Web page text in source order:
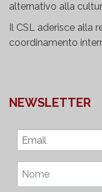
alternativo alla
Il CSL aderisce alla
coordinamento
NEWSLETTER